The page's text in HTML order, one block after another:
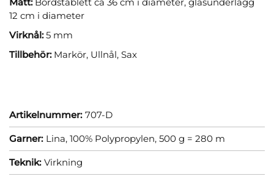
12 cm i diameter
Virknål:5 mm
Tillbehör:Markör, Ullnål, Sax
Artikelnummer: 707-D
Garner: Lina, 100% Polypropylen, 500 g = 280 m
Teknik: Virkning